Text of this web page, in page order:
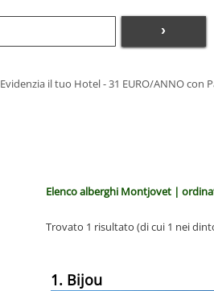
›
Evidenzia il tuo Hotel - 31 EURO/ANNO con
Elenco alberghi Montjovet |
Trovato 1 risultato (di cui 1 nei
1. Bijou